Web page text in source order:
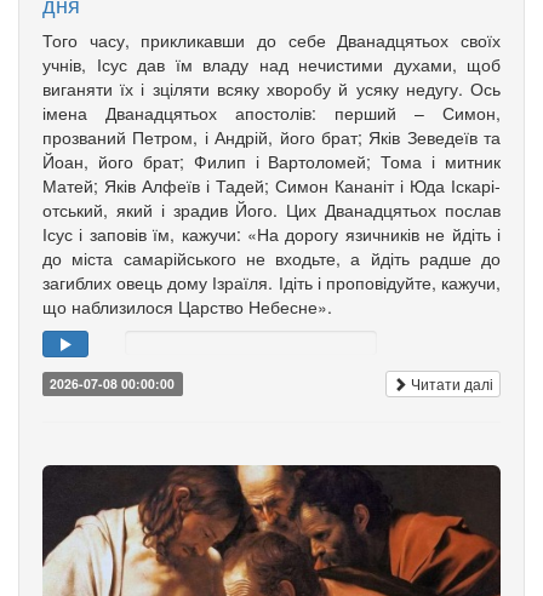
Того часу, прикликавши до себе Дванадцятьох своїх
учнів, Ісус дав їм владу над нечистими духами, щоб
вига­няти їх і зціляти всяку хворобу й усяку недугу. Ось
імена Дванадцятьох апо­столів: перший – Симон,
прозваний Петром, і Андрій, його брат; Яків Зе­­ведеїв та
Йоан, його брат; Филип і Вартоломей; Тома і мит­ник
Матей; Яків Алфеїв і Та­дей; Симон Кананіт і Юда Іска­рі­
от­ський, який і зрадив Його. Цих Дванадцятьох послав
Ісус і заповів їм, кажучи: «На дорогу язич­ників не йдіть і
до міста самарійського не входьте, а йдіть радше до
загиблих овець дому Ізраїля. Ідіть і проповідуйте, кажучи,
що наблизилося Царство Небесне».
2026-07-08 00:00:00 Читати далі